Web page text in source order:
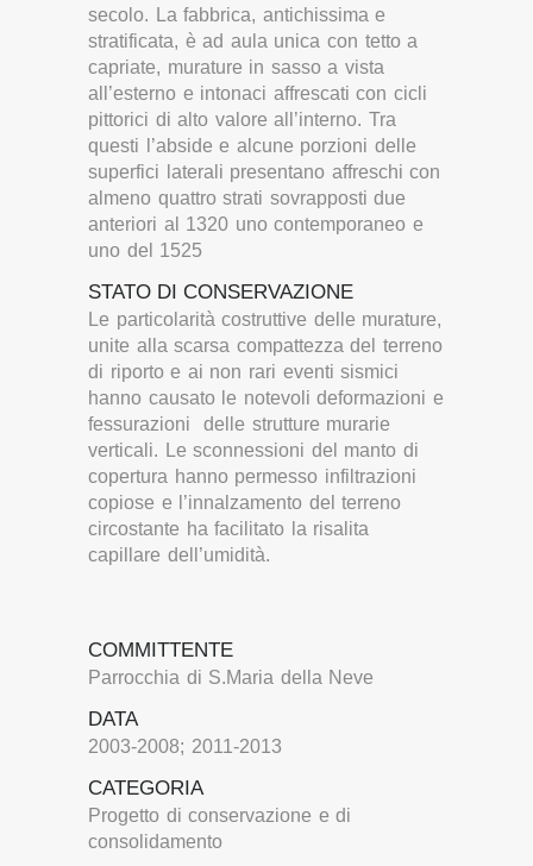
secolo. La fabbrica, antichissima e
stratificata, è ad aula unica con tetto a
capriate, murature in sasso a vista
all’esterno e intonaci affrescati con cicli
pittorici di alto valore all’interno. Tra
questi l’abside e alcune porzioni delle
superfici laterali presentano affreschi con
almeno quattro strati sovrapposti due
anteriori al 1320 uno contemporaneo e
uno del 1525
STATO DI CONSERVAZIONE
Le particolarità costruttive delle murature,
unite alla scarsa compattezza del terreno
di riporto e ai non rari eventi sismici
hanno causato le notevoli deformazioni e
fessurazioni delle strutture murarie
verticali. Le sconnessioni del manto di
copertura hanno permesso infiltrazioni
copiose e l’innalzamento del terreno
circostante ha facilitato la risalita
capillare dell’umidità.
COMMITTENTE
Parrocchia di S.Maria della Neve
DATA
2003-2008; 2011-2013
CATEGORIA
Progetto di conservazione e di
consolidamento